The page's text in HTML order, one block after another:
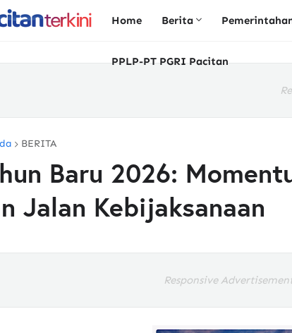
Home Berita
PPLP-PT PGRI Pacitan
BERITA
Baru 2026:
Jalan Kebijaksanaan
Responsive